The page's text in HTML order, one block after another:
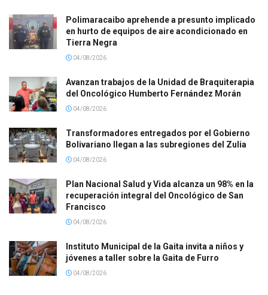
Polimaracaibo aprehende a presunto implicado
en hurto de equipos de aire acondicionado en
Tierra Negra
04/08/2026
Avanzan trabajos de la Unidad de Braquiterapia
del Oncológico Humberto Fernández Morán
04/08/2026
Transformadores entregados por el Gobierno
Bolivariano llegan a las subregiones del Zulia
04/08/2026
Plan Nacional Salud y Vida alcanza un 98% en la
recuperación integral del Oncológico de San
Francisco
04/08/2026
Instituto Municipal de la Gaita invita a niños y
jóvenes a taller sobre la Gaita de Furro
04/08/2026